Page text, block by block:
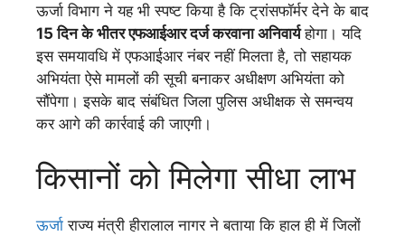
ऊर्जा विभाग ने यह भी स्पष्ट किया है कि ट्रांसफॉर्मर देने के बाद
15 दिन के भीतर एफआईआर दर्ज करवाना अनिवार्यहोगा। यदि
इस समयावधि में एफआईआर नंबर नहीं मिलता है, तो सहायक
अभियंता ऐसे मामलों की सूची बनाकर अधीक्षण अभियंता को
सौंपेगा। इसके बाद संबंधित जिला पुलिस अधीक्षक से समन्वय
कर आगे की कार्रवाई की जाएगी।
किसानों को मिलेगा सीधा लाभ
ऊर्जा राज्य मंत्री हीरालाल नागर ने बताया कि हाल ही में जिलों